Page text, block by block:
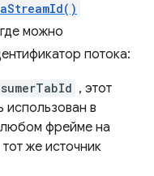
можно
потока:
, этот
использован в
фрейме на
же источник